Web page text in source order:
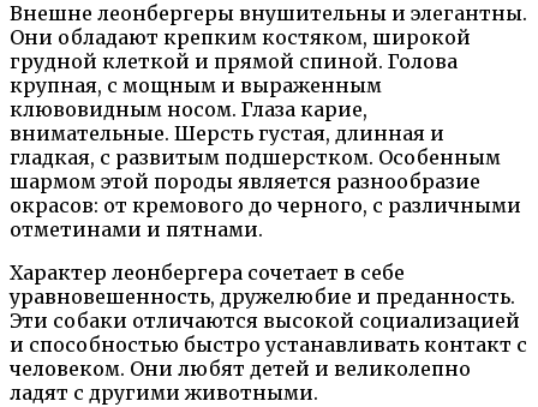
Внешне леонбергеры внушительны и элегантны.
Они обладают крепким костяком, широкой
грудной клеткой и прямой спиной. Голова
крупная, с мощным и выраженным
клювовидным носом. Глаза карие,
внимательные. Шерсть густая, длинная и
гладкая, с развитым подшерстком. Особенным
шармом этой породы является разнообразие
окрасов: от кремового до черного, с различными
отметинами и пятнами.
Характер леонбергера сочетает в себе
уравновешенность, дружелюбие и преданность.
Эти собаки отличаются высокой социализацией
и способностью быстро устанавливать контакт с
человеком. Они любят детей и великолепно
ладят с другими животными.